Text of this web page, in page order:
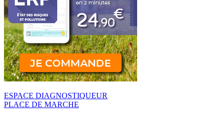
ESPACE DIAGNOSTIQUEUR
PLACE DE MARCHE